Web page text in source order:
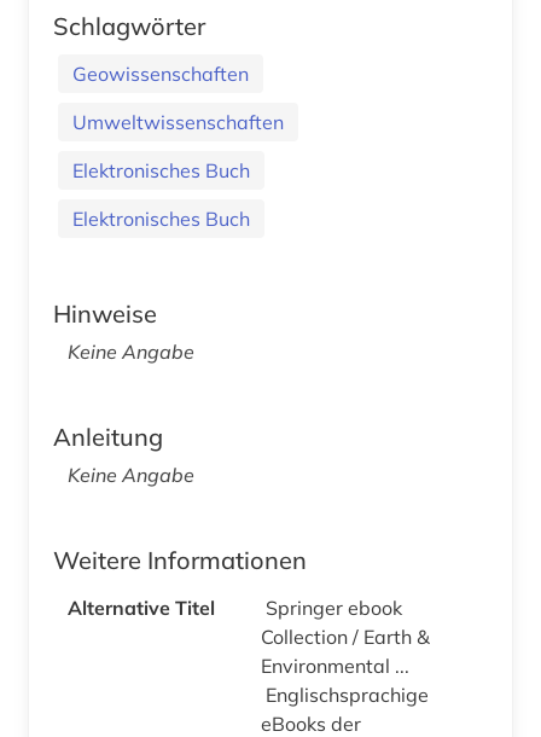
Schlagwörter
Geowissenschaften
Umweltwissenschaften
Elektronisches Buch
Elektronisches Buch
Hinweise
Keine Angabe
Anleitung
Keine Angabe
Weitere Informationen
Alternative Titel
Springer ebook
Collection / Earth &
Environmental ...
Englischsprachige
eBooks der